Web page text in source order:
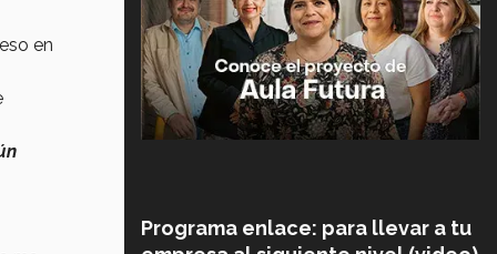
en
Programa enlace: para llevar a tu